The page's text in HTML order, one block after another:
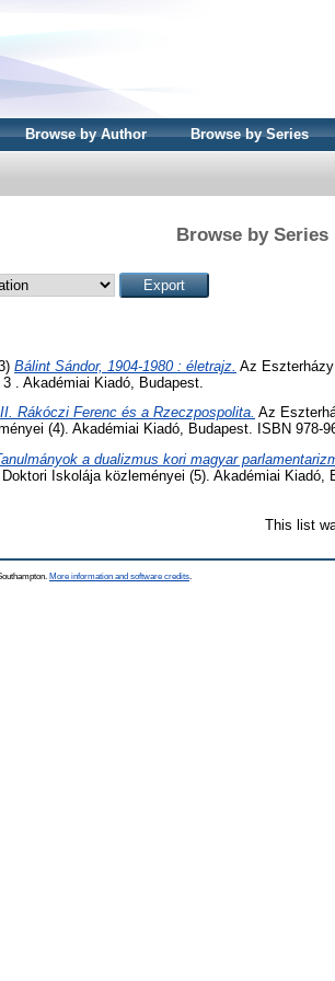
Browse by Author Browse by Series
Browse by Series
Bálint Sándor, 1904-1980 : életrajz. Az
. Akadémiai Kiadó, Budapest.
II. Rákóczi Ferenc és a Rzeczpospolita. Az
(4). Akadémiai Kiadó, Budapest. ISBN 978-
a dualizmus kori magyar
Iskolája közleményei (5). Akadémiai Kiadó,
This list
More information and software credits